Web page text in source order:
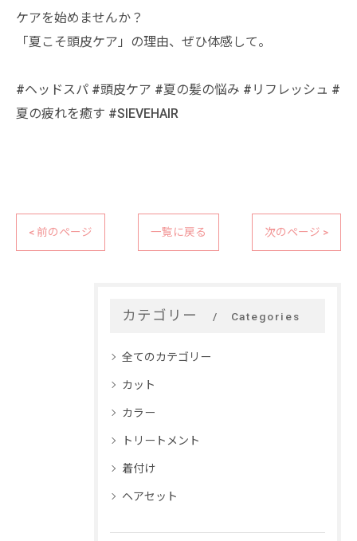
ケアを始めませんか？
「夏こそ頭皮ケア」の理由、ぜひ体感して。
#ヘッドスパ #頭皮ケア #夏の髪の悩み #リフレッシュ #
夏の疲れを癒す #SIEVEHAIR
< 前のページ 一覧に戻る 次のページ >
カテゴリー Categories
全てのカテゴリー
カット
カラー
トリートメント
着付け
ヘアセット